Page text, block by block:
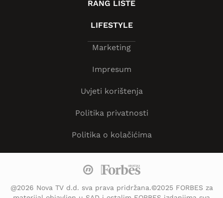
RANG LISTE
LIFESTYLE
Marketing
Impresum
Uvjeti korištenja
Politika privatnosti
Politika o kolačićima
@2026 Nova TV d.d. sva prava pridržana.©2025 FORBES za